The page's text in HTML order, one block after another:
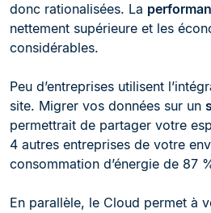
donc rationalisées. La
nettement supérieure et les
considérables.
Peu d’entreprises utilisent
site. Migrer vos données sur un
permettrait de partager votre
4 autres entreprises de votre
consommation d’énergie de 87
En parallèle, le Cloud permet à